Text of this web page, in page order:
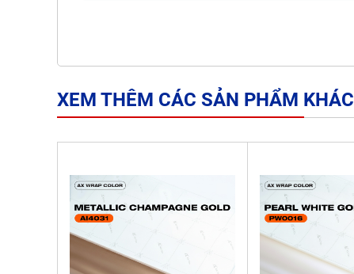
XEM THÊM CÁC SẢN PHẨM KHÁC